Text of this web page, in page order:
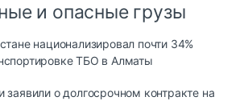
и опасные грузы
национализировал почти 34%
ТБО в Алматы
заявили о долгосрочном контракте на